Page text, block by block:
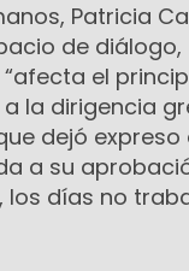
Patricia
de diálogo,
el
la dirigencia
dejó expreso
a su
los días no